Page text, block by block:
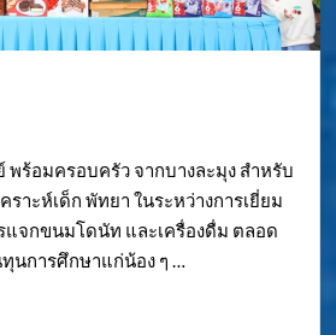
พร้อมครอบครัว จากบางละมุง สำหรับ
าะห์เด็ก พัทยา ในระหว่างการเยี่ยม
แจกขนมโดนัท และเครื่องดื่ม ตลอด
การศึกษาแก่น้อง ๆ …